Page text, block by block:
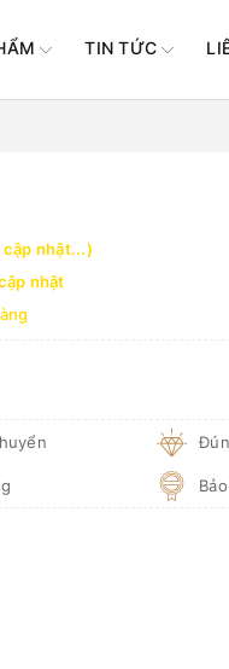
TIN TỨC
cập nhật...)
nhật